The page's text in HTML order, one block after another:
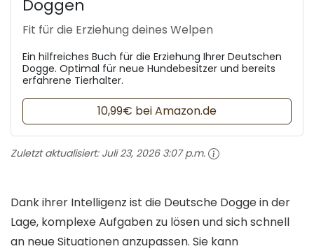
Doggen
Fit für die Erziehung deines Welpen
Ein hilfreiches Buch für die Erziehung Ihrer Deutschen
Dogge. Optimal für neue Hundebesitzer und bereits
erfahrene Tierhalter.
10,99€ bei Amazon.de
Zuletzt aktualisiert: Juli 23, 2026 3:07 p.m.
Dank ihrer Intelligenz ist die Deutsche Dogge in der
Lage, komplexe Aufgaben zu lösen und sich schnell
an neue Situationen anzupassen. Sie kann